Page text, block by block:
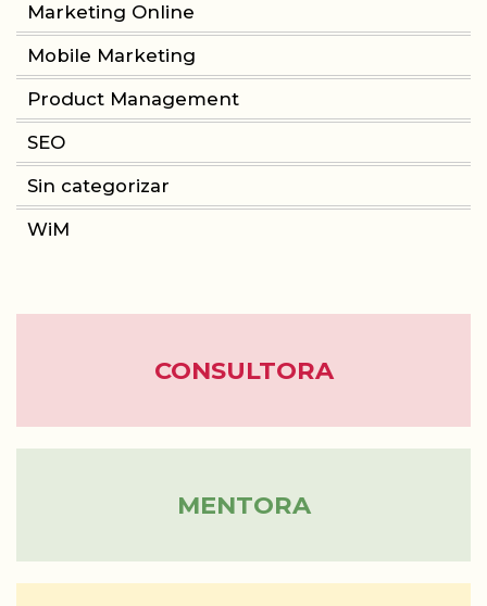
PRODUCT MANAGEMENT
BLOG
Marketing Online
Mobile Marketing
Product Management
SEO
Sin categorizar
WiM
CONSULTORA
MENTORA